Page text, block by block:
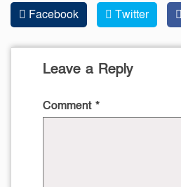
Facebook Twitter
Leave a Reply
Comment *